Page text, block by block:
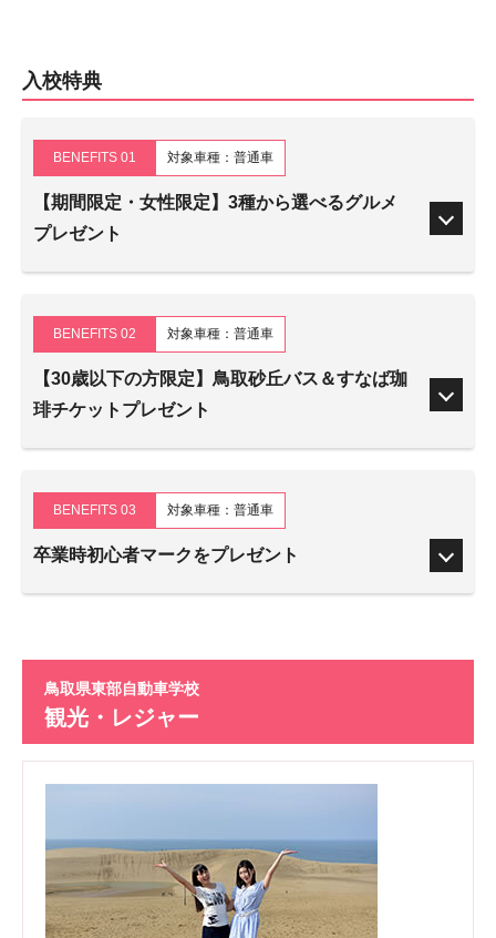
入校特典
BENEFITS 01 対象車種：普通車
【期間限定・女性限定】3種から選べるグルメ
プレゼント
BENEFITS 02 対象車種：普通車
【30歳以下の方限定】鳥取砂丘バス＆すなば珈
琲チケットプレゼント
BENEFITS 03 対象車種：普通車
卒業時初心者マークをプレゼント
鳥取県東部自動車学校
観光・レジャー